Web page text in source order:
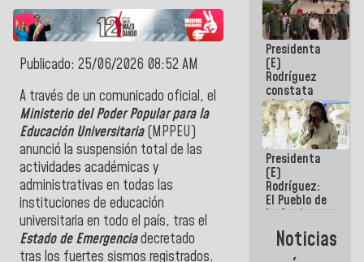
Publicado: 25/06/2026 08:52 AM
A través de un comunicado oficial, el
Ministerio del Poder Popular para la
Educación Universitaria (MPPEU)
anunció la suspensión total de las
actividades académicas y
administrativas en todas las
instituciones de educación
universitaria en todo el país, tras el
Estado de Emergenciadecretado
tras los fuertes sismos registrados.
desarrollo
logístico y
turístico
para La
Guaira
Presidenta
(E)
Rodríguez
constata
obras de
rehabilitación
de Escuela
Militar de
Mamo en La
Guaira
Presidenta
(E)
Rodríguez:
El Pueblo de
La Guaira
siempre
estará
acompañada
Noticias